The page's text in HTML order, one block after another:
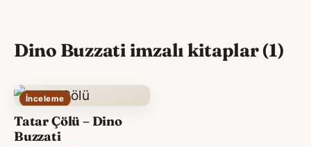
Dino Buzzati imzalı kitaplar (1)
İnceleme
Tatar Çölü – Dino
Buzzati